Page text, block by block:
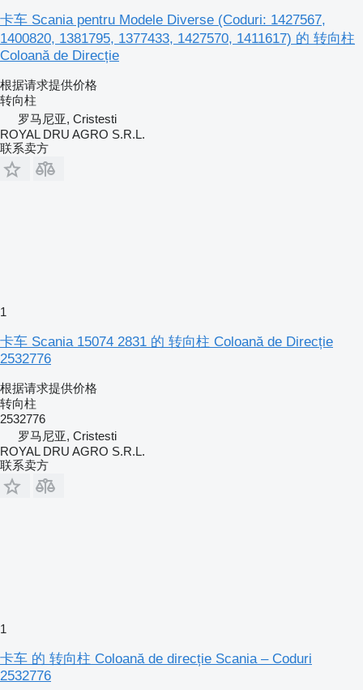
卡车 Scania pentru Modele Diverse (Coduri: 1427567,
1400820, 1381795, 1377433, 1427570, 1411617) 的 转向柱
Coloană de Direcție
根据请求提供价格
转向柱
罗马尼亚, Cristesti
ROYAL DRU AGRO S.R.L.
联系卖方
1
卡车 Scania 15074 2831 的 转向柱 Coloană de Direcție
2532776
根据请求提供价格
转向柱
2532776
罗马尼亚, Cristesti
ROYAL DRU AGRO S.R.L.
联系卖方
1
卡车 的 转向柱 Coloană de direcție Scania – Coduri
2532776